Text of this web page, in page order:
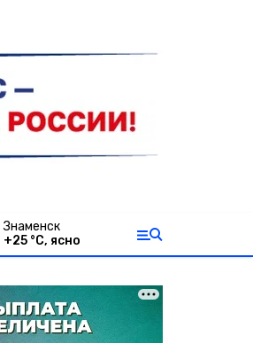
Знаменск
+25 °С, ясно